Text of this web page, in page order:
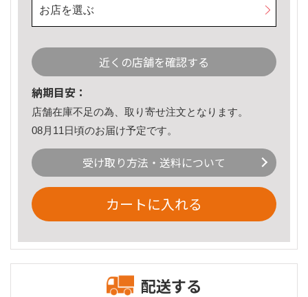
お店を選ぶ
近くの店舗を確認する
納期目安：
店舗在庫不足の為、取り寄せ注文となります。
08月11日頃のお届け予定です。
受け取り方法・送料について
カートに入れる
配送する